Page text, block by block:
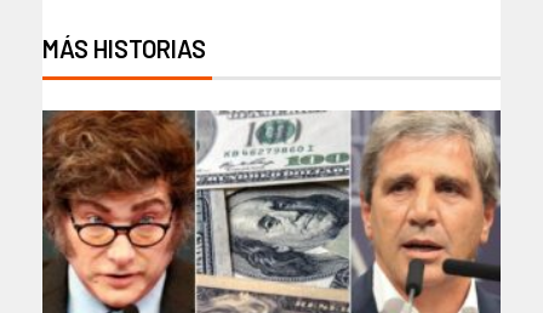
MÁS HISTORIAS